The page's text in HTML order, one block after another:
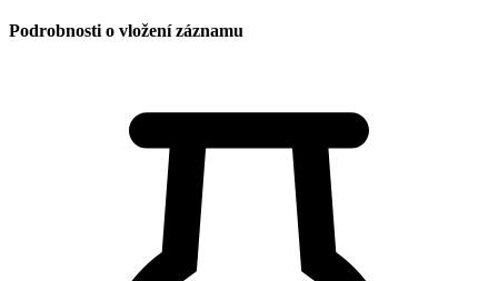
Podrobnosti o vložení záznamu